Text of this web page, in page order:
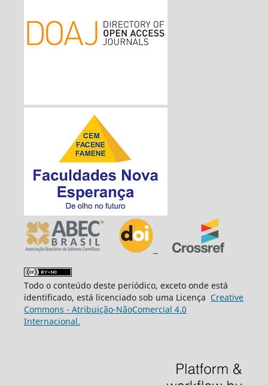
Todo o conteúdo deste periódico, exceto onde está
identificado, está licenciado sob uma Licença Creative
Commons - Atribuição-NãoComercial 4.0
Internacional.